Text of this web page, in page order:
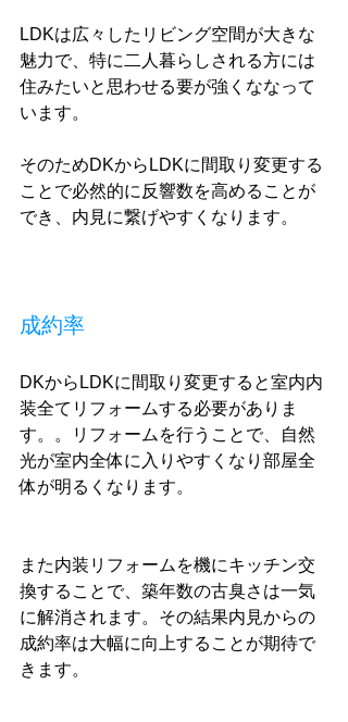
LDKは広々したリビング空間が大きな
魅力で、特に二人暮らしされる方には
住みたいと思わせる要が強くななって
います。
そのためDKからLDKに間取り変更する
ことで必然的に反響数を高めることが
でき、内見に繋げやすくなります。
成約率
DKからLDKに間取り変更すると室内内
装全てリフォームする必要がありま
す。。リフォームを行うことで、自然
光が室内全体に入りやすくなり部屋全
体が明るくなります。
また内装リフォームを機にキッチン交
換することで、築年数の古臭さは一気
に解消されます。その結果内見からの
成約率は大幅に向上することが期待で
きます。